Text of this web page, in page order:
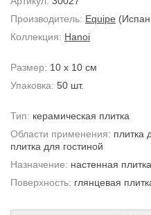
Производитель: Equipe
Коллекция: Hanoi
Размер: 10 x 10 см
Упаковка: 50 шт.
Тип: керамическая плитка
Области применения: плитка
плитка для гостиной
Назначение: настенная плитка
Поверхность: глянцевая